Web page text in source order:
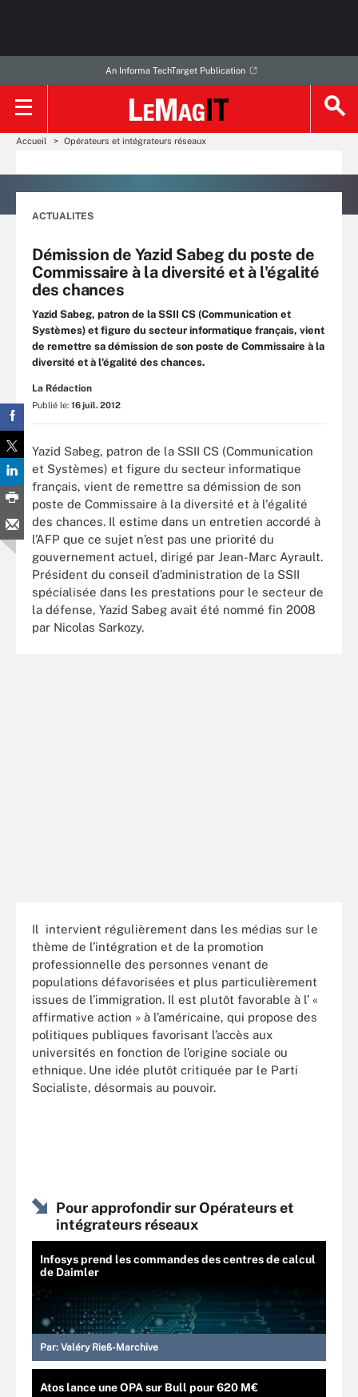
An Informa TechTarget Publication
Accueil Opérateurs et intégrateurs réseaux
ACTUALITES
Démission de Yazid Sabeg du poste de
Commissaire à la diversité et à l'égalité
des chances
Yazid Sabeg, patron de la SSII CS (Communication et
Systèmes) et figure du secteur informatique français, vient
de remettre sa démission de son poste de Commissaire à la
diversité et à l'égalité des chances.
La Rédaction
Publié le: 16 juil. 2012
Yazid Sabeg, patron de la SSII CS (Communication
et Systèmes) et figure du secteur informatique
français, vient de remettre sa démission de son
poste de Commissaire à la diversité et à l'égalité
des chances. Il estime dans un entretien accordé à
l’AFP que ce sujet n’est pas une priorité du
gouvernement actuel, dirigé par Jean-Marc Ayrault.
Président du conseil d’administration de la SSII
spécialisée dans les prestations pour le secteur de
la défense, Yazid Sabeg avait été nommé fin 2008
par Nicolas Sarkozy.
Il intervient régulièrement dans les médias sur le
thème de l’intégration et de la promotion
professionnelle des personnes venant de
populations défavorisées et plus particulièrement
issues de l’immigration. Il est plutôt favorable à l’ «
affirmative action » à l’américaine, qui propose des
politiques publiques favorisant l’accès aux
universités en fonction de l’origine sociale ou
ethnique. Une idée plutôt critiquée par le Parti
Socialiste, désormais au pouvoir.
Pour approfondir sur Opérateurs et
intégrateurs réseaux
Infosys prend les commandes des centres de calcul
de Daimler
Par: Valéry Rieß-Marchive
Atos lance une OPA sur Bull pour 620 M€